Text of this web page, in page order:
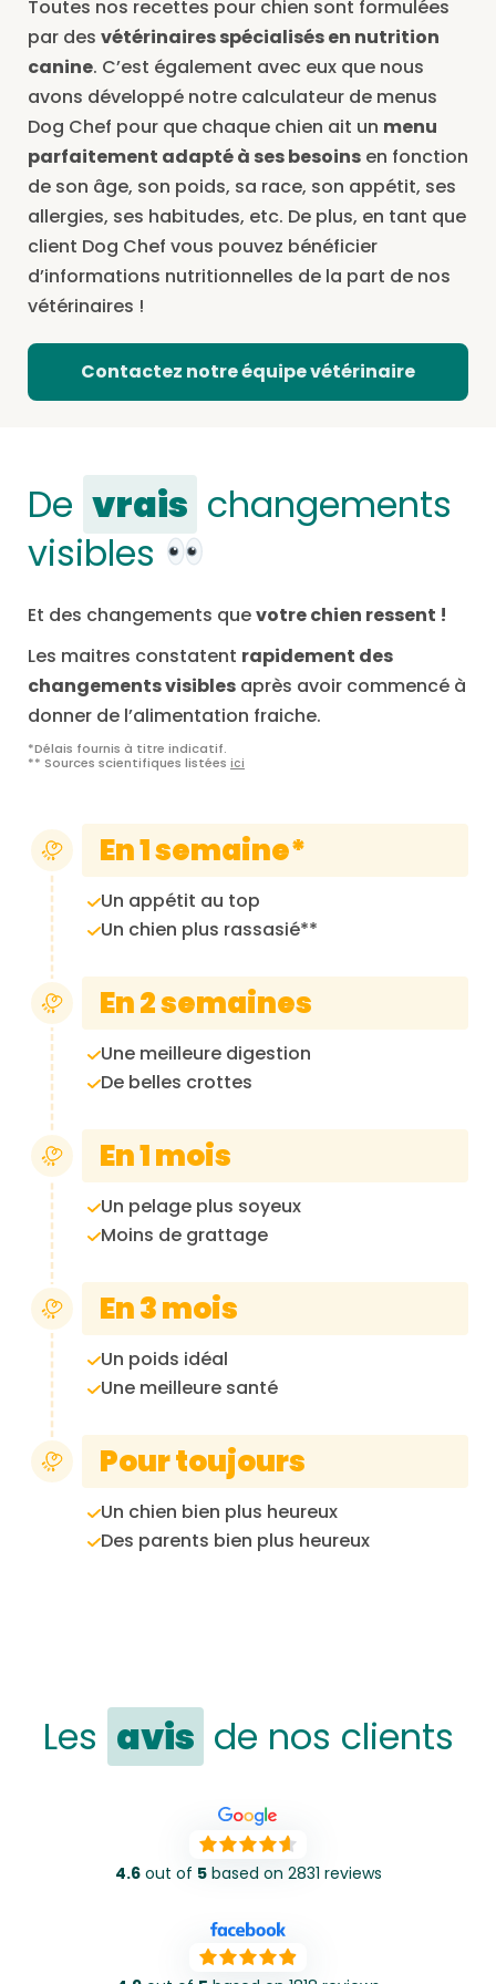
Toutes nos recettes pour chien sont formulées
par des vétérinaires spécialisés en nutrition
canine. C’est également avec eux que nous
avons développé notre calculateur de menus
Dog Chef pour que chaque chien ait un menu
parfaitement adapté à ses besoins en fonction
de son âge, son poids, sa race, son appétit, ses
allergies, ses habitudes, etc. De plus, en tant que
client Dog Chef vous pouvez bénéficier
d’informations nutritionnelles de la part de nos
vétérinaires !
Contactez notre équipe vétérinaire
De vrais changements
visibles
Et des changements quevotre chien ressent !
Les maitres constatent rapidement des
changements visibles après avoir commencé à
donner de l’alimentation fraiche.
*Délais fournis à titre indicatif.
** Sources scientifiques listées ici
En 1 semaine*
Un appétit au top
Un chien plus rassasié**
En 2 semaines
Une meilleure digestion
De belles crottes
En 1 mois
Un pelage plus soyeux
Moins de grattage
En 3 mois
Un poids idéal
Une meilleure santé
Pour toujours
Un chien bien plus heureux
Des parents bien plus heureux
Les avis de nos clients
4.6out of 5based on 2831 reviews